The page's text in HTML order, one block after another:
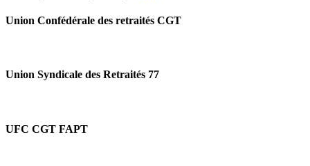
Union Confédérale des retraités CGT
Union Syndicale des Retraités 77
UFC CGT FAPT